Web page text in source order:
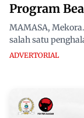
Program
MAMASA,
salah satu
ADVERTORIAL